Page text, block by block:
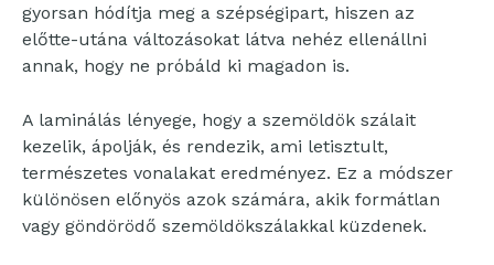
gyorsan hódítja meg a szépségipart, hiszen az
előtte-utána változásokat látva nehéz ellenállni
annak, hogy ne próbáld ki magadon is.
A laminálás lényege, hogy a szemöldök szálait
kezelik, ápolják, és rendezik, ami letisztult,
természetes vonalakat eredményez. Ez a módszer
különösen előnyös azok számára, akik formátlan
vagy göndörödő szemöldökszálakkal küzdenek.